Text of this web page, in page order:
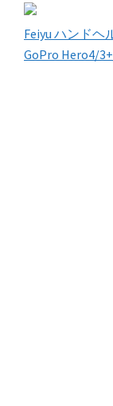
Feiyu ハンドヘ
GoPro Hero4/